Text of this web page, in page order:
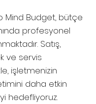
Mind Budget, bütçe
profesyonel
Satış,
ve servis
işletmenizin
daha etkin
hedefliyoruz.